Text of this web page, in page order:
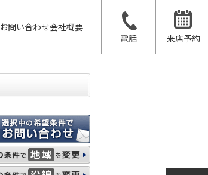
お問い合わせ会社概要
電話
来店予約